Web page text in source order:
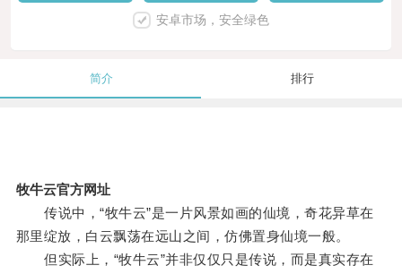
安卓市场，安全绿色
简介 排行
牧牛云官方网址
传说中，“牧牛云”是一片风景如画的仙境，奇花异草在
那里绽放，白云飘荡在远山之间，仿佛置身仙境一般。
但实际上，“牧牛云”并非仅仅只是传说，而是真实存在